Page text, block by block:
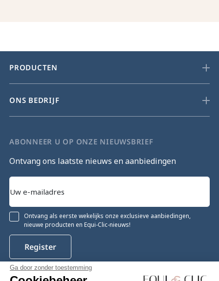
Ga door zonder toestemming
PRODUCTEN
ONS BEDRIJF
ABONNEER U OP ONZE NIEUWSBRIEF
Ontvang ons laatste nieuws en aanbiedingen
Ontvang als eerste wekelijks onze exclusieve aanbiedingen,
nieuwe producten en Equi-Clic-nieuws!
Register